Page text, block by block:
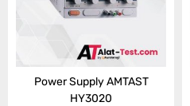
Power Supply AMTAST
HY3020